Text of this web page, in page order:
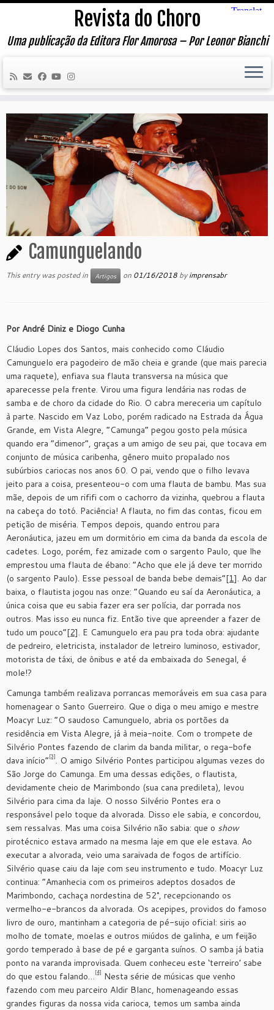
Skip
content
Revista do Choro
Uma publicação da Editora Flor Amorosa – Por Leonor Bianchi
Camunguelando
This entry was posted in Artigos on 01/16/2018 byimprensabr
Por André Diniz e Diogo Cunha
Cláudio Lopes dos Santos, mais conhecido como Cláudio
Camunguelo era pagodeiro de mão cheia e grande (que mais parecia
uma raquete), enfiava sua flauta transversa na música que
aparecesse pela frente. Virou uma figura lendária nas rodas de
samba e de choro da cidade do Rio. O cabra mereceria um capítulo
à parte. Nascido em Vaz Lobo, porém radicado na Estrada da Água
Grande, em Vista Alegre, “Camunga” pegou gosto pela música
quando era “dimenor”, graças a um amigo de seu pai, que tocava em
conjunto de música caribenha, gênero muito propalado nos
subúrbios cariocas nos anos 60. O pai, vendo que o filho levava
jeito para a coisa, presenteou-o com uma flauta de bambu. Mas sua
mãe, depois de um rififi com o cachorro da vizinha, quebrou a flauta
na cabeça do totó. Paciência! A flauta, no fim das contas, ficou em
petição de miséria. Tempos depois, quando entrou para
Aeronáutica, jazeu em um dormitório em cima da banda da escola de
cadetes. Logo, porém, fez amizade com o sargento Paulo, que lhe
emprestou uma flauta de ébano: “Acho que ele já deve ter morrido
(o sargento Paulo). Esse pessoal de banda bebe demais”[1]. Ao dar
baixa, o flautista jogou nas onze: “Quando eu saí da Aeronáutica, a
única coisa que eu sabia fazer era ser polícia, dar porrada nos
outros. Mas isso eu nunca fiz. Então tive que apreender a fazer de
tudo um pouco”[2]. E Camunguelo era pau pra toda obra: ajudante
de pedreiro, eletricista, instalador de letreiro luminoso, estivador,
motorista de táxi, de ônibus e até da embaixada do Senegal, é
mole!?
Camunga também realizava porrancas memoráveis em sua casa para
homenagear o Santo Guerreiro. Que o diga o meu amigo e mestre
Moacyr Luz: “O saudoso Camunguelo, abria os portões da
residência em Vista Alegre, já à meia-noite. Com o trompete de
Silvério Pontes fazendo de clarim da banda militar, o rega-bofe
dava início”[3]. O amigo Silvério Pontes participou algumas vezes do
São Jorge do Camunga. Em uma dessas edições, o flautista,
devidamente cheio de Marimbondo (sua cana predileta), levou
Silvério para cima da laje. O nosso Silvério Pontes era o
responsável pelo toque da alvorada. Disso ele sabia, e concordou,
sem ressalvas. Mas uma coisa Silvério não sabia: que o show
pirotécnico estava armado na mesma laje em que ele estava. Ao
executar a alvorada, veio uma saraivada de fogos de artifício.
Silvério quase caiu da laje com seu instrumento e tudo. Moacyr Luz
continua: “Amanhecia com os primeiros adeptos dosados de
Marimbondo, cachaça nordestina de 52°, recepcionando os
vermelho-e-brancos da alvorada. Os acepipes, providos do famoso
livro de ouro, mantinham a categoria de pé-sujo oficial: siris ao
molho de tomate, moelas e outros miúdos de galinha, e um feijão
gordo temperado à base de pé e garganta suínos. O samba já batia
ponto na varanda improvisada. Quem conheceu este ‘terreiro’ sabe
do que estou falando…[4] Nesta série de músicas que venho
fazendo com meu parceiro Aldir Blanc, homenageando essas
grandes figuras da nossa vida carioca, temos um samba ainda